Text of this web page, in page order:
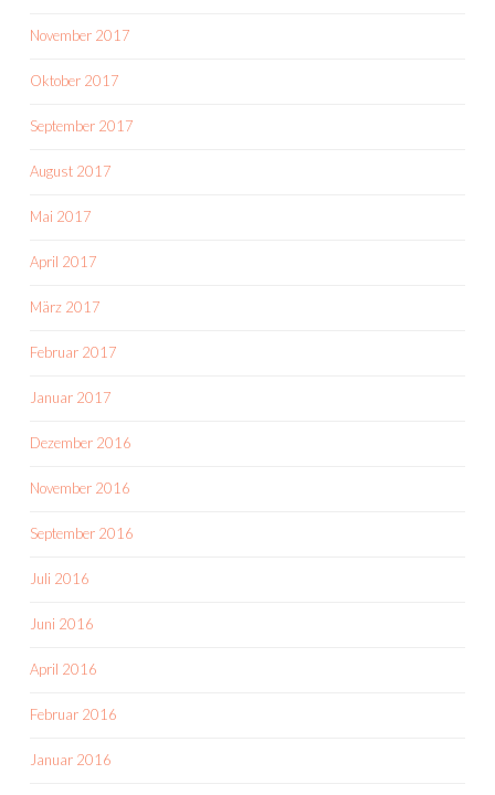
November 2017
Oktober 2017
September 2017
August 2017
Mai 2017
April 2017
März 2017
Februar 2017
Januar 2017
Dezember 2016
November 2016
September 2016
Juli 2016
Juni 2016
April 2016
Februar 2016
Januar 2016